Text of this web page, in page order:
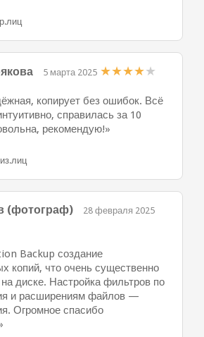
5 марта 2025 ★★★★★
копирует без ошибок. Всё
справилась за 10
рекомендую!»
(фотограф) 28 февраля 2025
Backup создание
копий, что очень существенно
диске. Настройка фильтров по
и расширениям файлов —
Огромное спасибо